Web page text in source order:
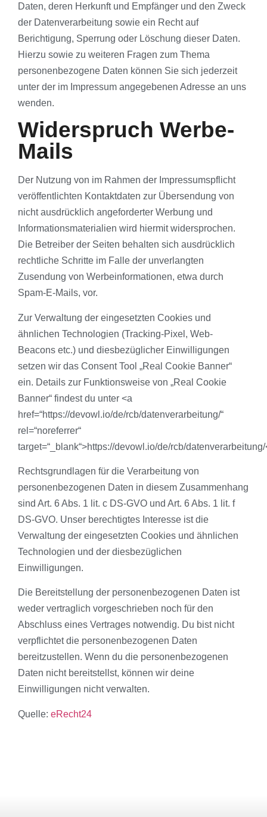
Daten, deren Herkunft und Empfänger und den Zweck
der Datenverarbeitung sowie ein Recht auf
Berichtigung, Sperrung oder Löschung dieser Daten.
Hierzu sowie zu weiteren Fragen zum Thema
personenbezogene Daten können Sie sich jederzeit
unter der im Impressum angegebenen Adresse an uns
wenden.
Widerspruch Werbe-
Mails
Der Nutzung von im Rahmen der Impressumspflicht
veröffentlichten Kontaktdaten zur Übersendung von
nicht ausdrücklich angeforderter Werbung und
Informationsmaterialien wird hiermit widersprochen.
Die Betreiber der Seiten behalten sich ausdrücklich
rechtliche Schritte im Falle der unverlangten
Zusendung von Werbeinformationen, etwa durch
Spam-E-Mails, vor.
Zur Verwaltung der eingesetzten Cookies und
ähnlichen Technologien (Tracking-Pixel, Web-
Beacons etc.) und diesbezüglicher Einwilligungen
setzen wir das Consent Tool „Real Cookie Banner“
ein. Details zur Funktionsweise von „Real Cookie
Banner“ findest du unter <a
href=“https://devowl.io/de/rcb/datenverarbeitung/“
rel=“noreferrer“
target=“_blank“>https://devowl.io/de/rcb/datenverarbeitung/
Rechtsgrundlagen für die Verarbeitung von
personenbezogenen Daten in diesem Zusammenhang
sind Art. 6 Abs. 1 lit. c DS-GVO und Art. 6 Abs. 1 lit. f
DS-GVO. Unser berechtigtes Interesse ist die
Verwaltung der eingesetzten Cookies und ähnlichen
Technologien und der diesbezüglichen
Einwilligungen.
Die Bereitstellung der personenbezogenen Daten ist
weder vertraglich vorgeschrieben noch für den
Abschluss eines Vertrages notwendig. Du bist nicht
verpflichtet die personenbezogenen Daten
bereitzustellen. Wenn du die personenbezogenen
Daten nicht bereitstellst, können wir deine
Einwilligungen nicht verwalten.
Quelle: eRecht24